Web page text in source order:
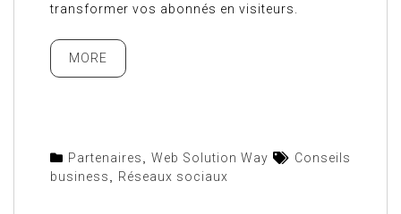
transformer vos abonnés en visiteurs.
MORE
Partenaires Web Solution Way
Conseils
business
Réseaux sociaux